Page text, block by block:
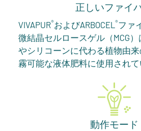
正しいファイ
VIVAPUR®およびARBOCEL ®ファ
微結晶セルロースゲル（MCG
やシリコーンに代わる植物由
霧可能な液体肥料に使用されて
動作モード